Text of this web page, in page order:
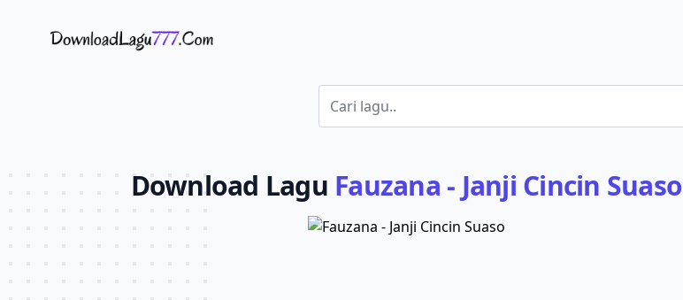
Download Lagu - LaguJoss.com
Download Lagu Fauzana - Janji Cincin Suaso